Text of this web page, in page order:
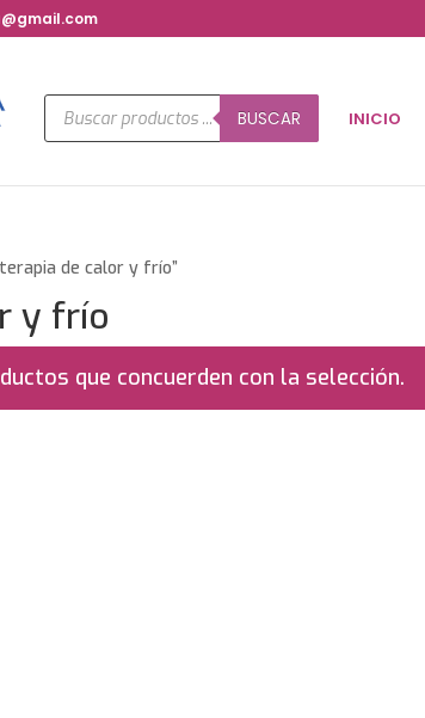
Búsqueda
de
productos
BUSCAR INICIO
de calor y frío”
y frío
que concuerden con la selección.